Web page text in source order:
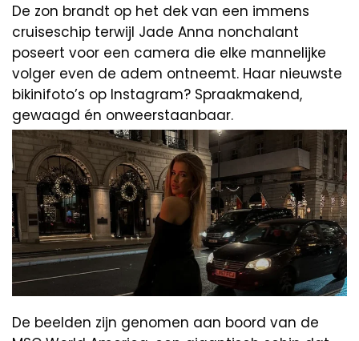
De zon brandt op het dek van een immens
cruiseschip terwijl Jade Anna nonchalant
poseert voor een camera die elke mannelijke
volger even de adem ontneemt. Haar nieuwste
bikinifoto’s op Instagram? Spraakmakend,
gewaagd én onweerstaanbaar.
De beelden zijn genomen aan boord van de